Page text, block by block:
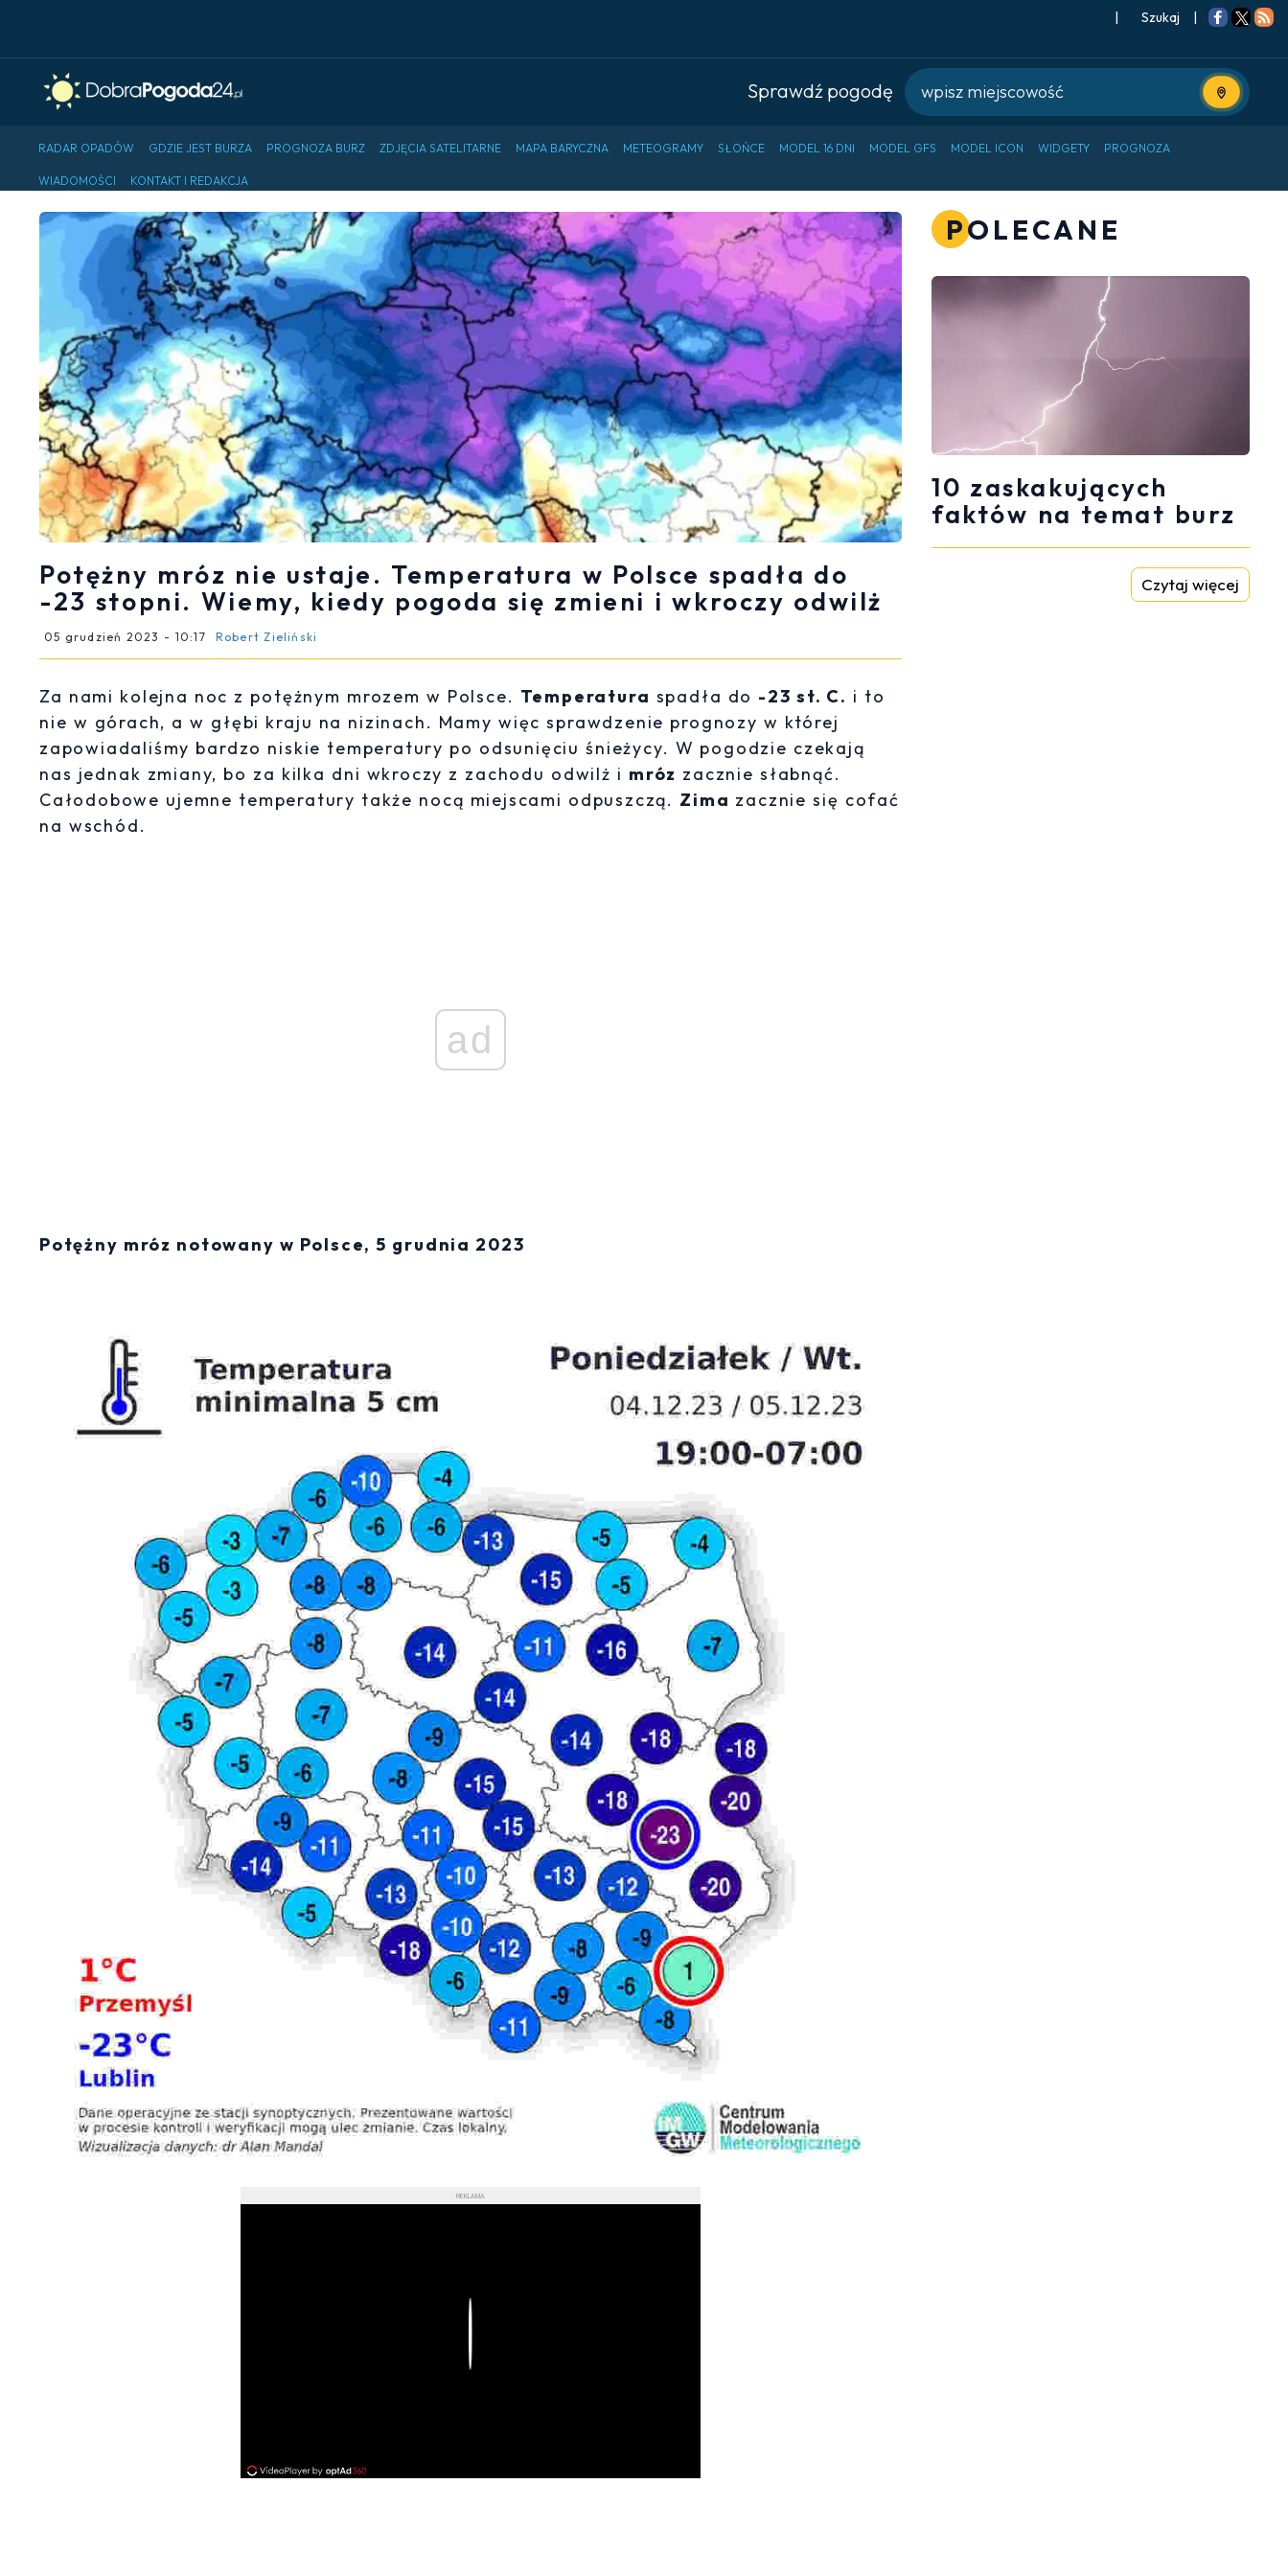
| |
Sprawdź pogodę Użyj
RADAR OPADÓW GDZIE JEST BURZA PROGNOZA BURZ ZDJĘCIA SATELITARNE MAPA BARYCZNA METEOGRAMY SŁOŃCE MODEL 16 DNI MODEL GFS MODEL ICON WIDGETY PROGNOZA
WIADOMOŚCI KONTAKT I REDAKCJA
Potężny mróz nie ustaje. Temperatura w Polsce spadła do
-23 stopni. Wiemy, kiedy pogoda się zmieni i wkroczy odwilż
05 grudzień 2023 - 10:17 Robert Zieliński
Za nami kolejna noc z potężnym mrozem w Polsce. Temperatura spadła do -23 st. C. i to
nie w górach, a w głębi kraju na nizinach. Mamy więc sprawdzenie prognozy w której
zapowiadaliśmy bardzo niskie temperatury po odsunięciu śnieżycy. W pogodzie czekają
nas jednak zmiany, bo za kilka dni wkroczy z zachodu odwilż i mróz zacznie słabnąć.
Całodobowe ujemne temperatury także nocą miejscami odpuszczą. Zima zacznie się cofać
na wschód.
ad
Potężny mróz notowany w Polsce, 5 grudnia 2023
REKLAMA
POLECANE
10 zaskakujących
faktów na temat burz
Czytaj więcej